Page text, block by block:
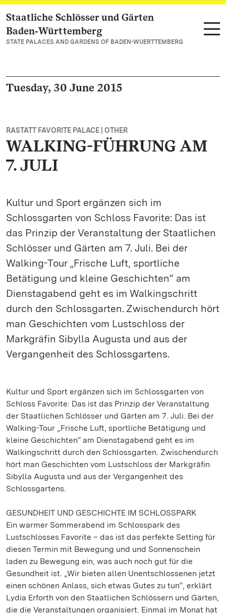
Navigate to main page
Staatliche Schlösser und Gärten
Baden‑Württemberg
STATE PALACES AND GARDENS OF BADEN-WUERTTEMBERG
Tuesday, 30 June 2015
RASTATT FAVORITE PALACE | OTHER
WALKING-FÜHRUNG AM
7. JULI
Kultur und Sport ergänzen sich im
Schlossgarten von Schloss Favorite: Das ist
das Prinzip der Veranstaltung der Staatlichen
Schlösser und Gärten am 7. Juli. Bei der
Walking-Tour „Frische Luft, sportliche
Betätigung und kleine Geschichten“ am
Dienstagabend geht es im Walkingschritt
durch den Schlossgarten. Zwischendurch hört
man Geschichten vom Lustschloss der
Markgräfin Sibylla Augusta und aus der
Vergangenheit des Schlossgartens.
Kultur und Sport ergänzen sich im Schlossgarten von
Schloss Favorite: Das ist das Prinzip der Veranstaltung
der Staatlichen Schlösser und Gärten am 7. Juli. Bei der
Walking-Tour „Frische Luft, sportliche Betätigung und
kleine Geschichten“ am Dienstagabend geht es im
Walkingschritt durch den Schlossgarten. Zwischendurch
hört man Geschichten vom Lustschloss der Markgräfin
Sibylla Augusta und aus der Vergangenheit des
Schlossgartens.
GESUNDHEIT UND GESCHICHTE IM SCHLOSSPARK
Ein warmer Sommerabend im Schlosspark des
Lustschlosses Favorite – das ist das perfekte Setting für
diesen Termin mit Bewegung und und Sonnenschein
laden zu Bewegung ein, was auch noch gut für die
Gesundheit ist. „Wir bieten allen Unentschlossenen jetzt
einen schönen Anlass, sich etwas Gutes zu tun“, erklärt
Lydia Erforth von den Staatlichen Schlössern und Gärten,
die die Veranstaltungen organisiert. Einmal im Monat hat